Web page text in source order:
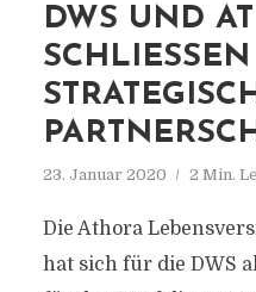
DWS UND
SCHLIESSEN S
23. Januar 2020 2 Min.
Die Athora
hat sich für die DWS